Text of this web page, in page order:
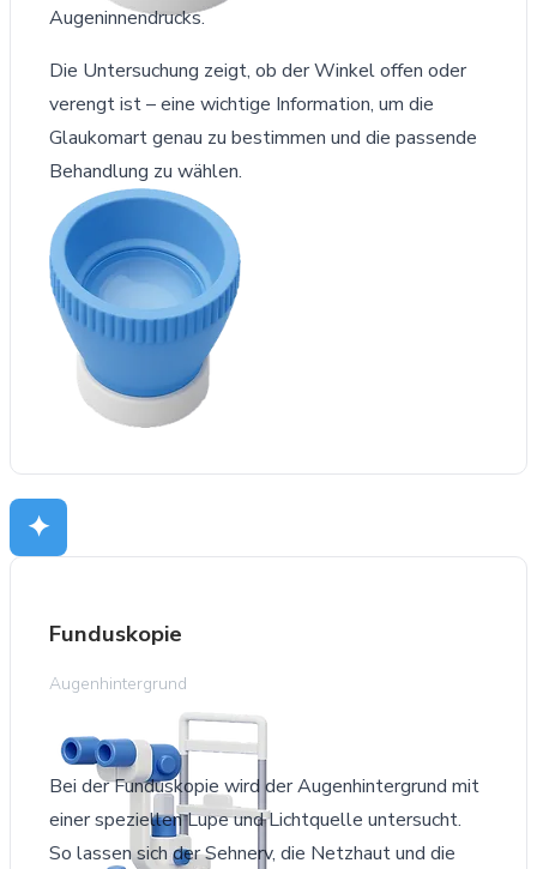
Augeninnendrucks.
Die Untersuchung zeigt, ob der Winkel offen oder
verengt ist – eine wichtige Information, um die
Glaukomart genau zu bestimmen und die passende
Behandlung zu wählen.
✦
Funduskopie
Augenhintergrund
Bei der Funduskopie wird der Augenhintergrund mit
einer speziellen Lupe und Lichtquelle untersucht.
So lassen sich der Sehnerv, die Netzhaut und die